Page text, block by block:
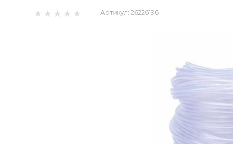
Артикул: 26226196